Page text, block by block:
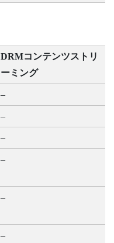
DRMコンテンツストリ
ーミング
–
–
–
–
–
–